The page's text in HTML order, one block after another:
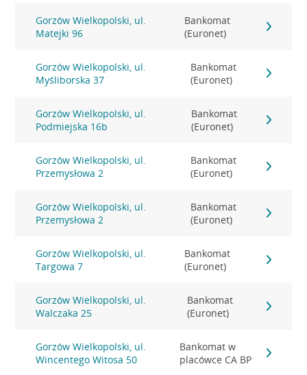
Gorzów Wielkopolski, ul.
Matejki 96
Bankomat
(Euronet)
Gorzów Wielkopolski, ul.
Myśliborska 37
Bankomat
(Euronet)
Gorzów Wielkopolski, ul.
Podmiejska 16b
Bankomat
(Euronet)
Gorzów Wielkopolski, ul.
Przemysłowa 2
Bankomat
(Euronet)
Gorzów Wielkopolski, ul.
Przemysłowa 2
Bankomat
(Euronet)
Gorzów Wielkopolski, ul.
Targowa 7
Bankomat
(Euronet)
Gorzów Wielkopolski, ul.
Walczaka 25
Bankomat
(Euronet)
Gorzów Wielkopolski, ul.
Wincentego Witosa 50
Bankomat w
placówce CA BP